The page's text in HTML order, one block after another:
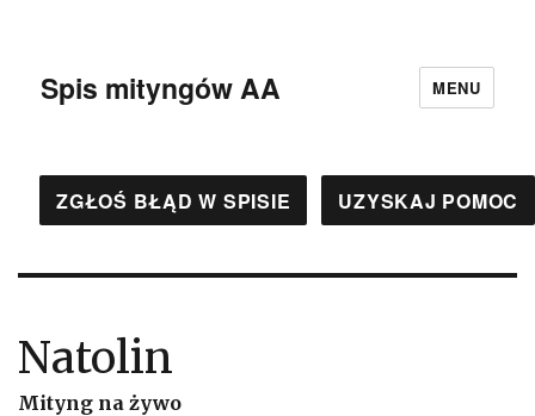
Spis mityngów AA MENU
ZGŁOŚ BŁĄD W SPISIE UZYSKAJ POMOC
Natolin
Mityng na żywo